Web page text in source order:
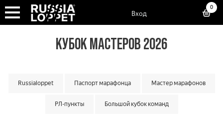
Вход
0
КУБОК МАСТЕРОВ 2026
Russialoppet Паспорт марафонца Мастер марафонов
РЛ-пункты Большой кубок команд